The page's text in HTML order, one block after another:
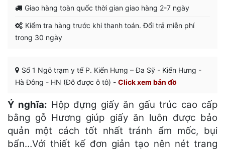
Giao hàng toàn quốc thời gian giao hàng 2-7 ngày
Kiểm tra hàng trước khi thanh toán. Đổi trả miễn phí
trong 30 ngày
Số 1 Ngõ trạm y tế P. Kiến Hưng – Đa Sỹ - Kiến Hưng -
Hà Đông - HN (Đỗ được ô tô) - Click xem bản đồ
Ý nghĩa: Hộp đựng giấy ăn gấu trúc cao cấp
bằng gỗ Hương giúp giấy ăn luôn được bảo
quản một cách tốt nhất tránh ẩm mốc, bụi
bẩn…Với thiết kế đơn giản tạo nên nét trang